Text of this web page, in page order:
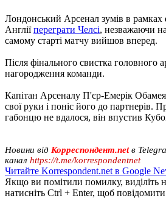
Лондонський Арсенал зумів в рамках
Англіїпереграти Челсі, незважаючи
самому старті матчу вийшов вперед.
Після фінального свистка головного
нагородження команди.
Капітан Арсеналу П'єр-Емерік
свої руки і поніс його до партнерів.
габонцю не вдалося, він впустив
Новини від Корреспондент.netв
канал https://t.me/korrespondentnet
Читайте Korrespondent.net в Google
Якщо ви помітили помилку, виділіть
натисніть Ctrl + Enter, щоб